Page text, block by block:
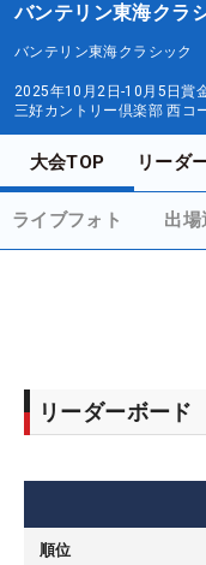
バンテリン東海クラ
バンテリン東海クラシック
2025年10月2日-10月5日賞
三好カントリー倶楽部 西コ
大会TOP リーダ
ライブフォト 出場
リーダーボード
順位